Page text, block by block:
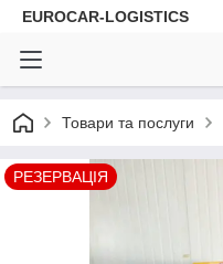
EUROCAR-LOGISTICS
Товари та послуги
РЕЗЕРВАЦІЯ